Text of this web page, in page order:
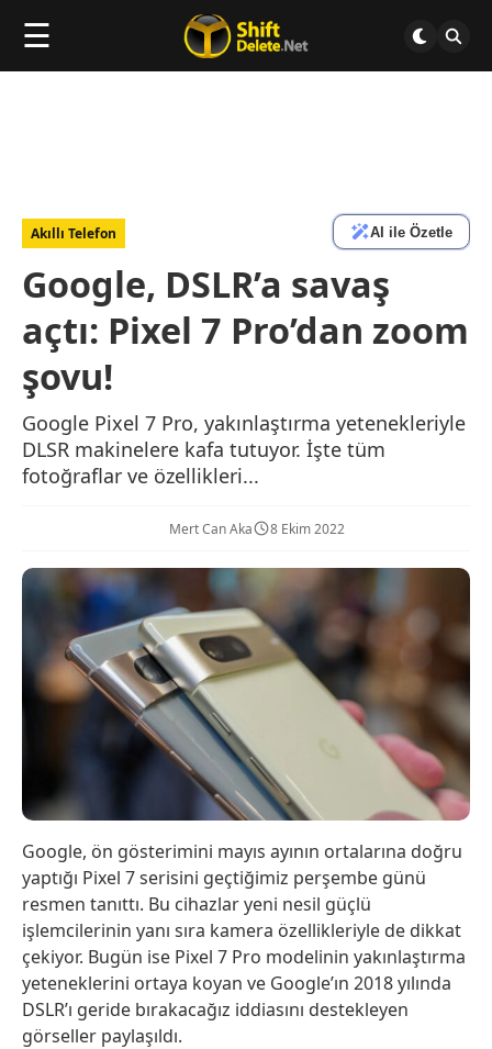
☰
Akıllı Telefon AI ile Özetle
Google, DSLR’a savaş
açtı: Pixel 7 Pro’dan zoom
şovu!
Google Pixel 7 Pro, yakınlaştırma yetenekleriyle
DLSR makinelere kafa tutuyor. İşte tüm
fotoğraflar ve özellikleri...
Mert Can Aka 8 Ekim 2022
Google, ön gösterimini mayıs ayının ortalarına doğru
yaptığı Pixel 7 serisini geçtiğimiz perşembe günü
resmen tanıttı. Bu cihazlar yeni nesil güçlü
işlemcilerinin yanı sıra kamera özellikleriyle de dikkat
çekiyor. Bugün ise Pixel 7 Pro modelinin yakınlaştırma
yeteneklerini ortaya koyan ve Google’ın 2018 yılında
DSLR’ı geride bırakacağız iddiasını destekleyen
görseller paylaşıldı.